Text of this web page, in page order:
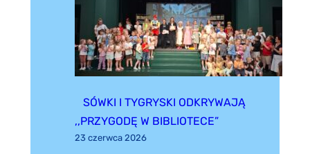
SÓWKI I TYGRYSKI ODKRYWAJĄ
,,PRZYGODĘ W BIBLIOTECE”
23 czerwca 2026